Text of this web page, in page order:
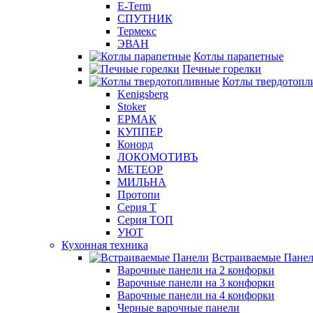
E-Term
СПУТНИК
Термекс
ЭВАН
Котлы парапетные
Печные горелки
Котлы
Kenigsberg
Stoker
ЕРМАК
КУППЕР
Конорд
ЛОКОМОТИВЪ
МЕТЕОР
МИЛЬНА
Протопи
Серия Т
Серия ТОП
УЮТ
Кухонная техника
Встраиваемые
Варочные панели на 2 конфорки
Варочные панели на 3 конфорки
Варочные панели на 4 конфорки
Черные варочные панели